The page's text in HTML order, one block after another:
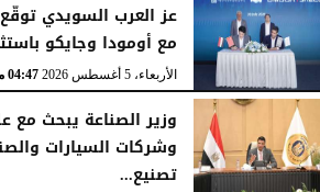
اليوم الخميس، 6 أغسطس 2026 06:21 مـ
عز العرب السويدي
مع أومودا وجايكو باستثمار 5
الأربعاء، 5 أغسطس 2026 04:47 مـ
وزير الصناعة يبحث مع
وشركات السيارات
تصنيع...